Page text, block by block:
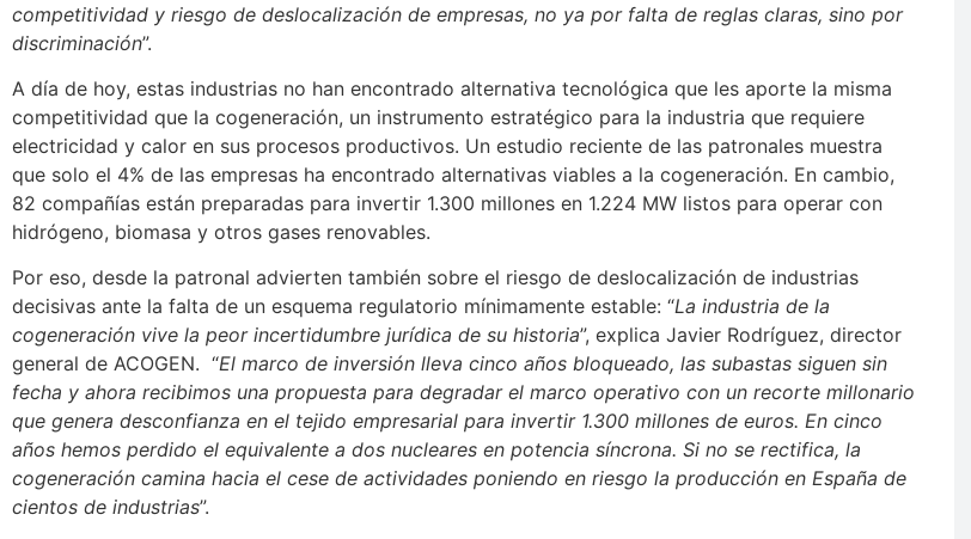
competitividad y riesgo de deslocalización de empresas, no ya por falta de reglas claras, sino por
discriminación”.
A día de hoy, estas industrias no han encontrado alternativa tecnológica que les aporte la misma
competitividad que la cogeneración, un instrumento estratégico para la industria que requiere
electricidad y calor en sus procesos productivos. Un estudio reciente de las patronales muestra
que solo el 4% de las empresas ha encontrado alternativas viables a la cogeneración. En cambio,
82 compañías están preparadas para invertir 1.300 millones en 1.224 MW listos para operar con
hidrógeno, biomasa y otros gases renovables.
Por eso, desde la patronal advierten también sobre el riesgo de deslocalización de industrias
decisivas ante la falta de un esquema regulatorio mínimamente estable: “La industria de la
cogeneración vive la peor incertidumbre jurídica de su historia”, explica Javier Rodríguez, director
general de ACOGEN. “El marco de inversión lleva cinco años bloqueado, las subastas siguen sin
fecha y ahora recibimos una propuesta para degradar el marco operativo con un recorte millonario
que genera desconfianza en el tejido empresarial para invertir 1.300 millones de euros. En cinco
años hemos perdido el equivalente a dos nucleares en potencia síncrona. Si no se rectifica, la
cogeneración camina hacia el cese de actividades poniendo en riesgo la producción en España de
cientos de industrias”.